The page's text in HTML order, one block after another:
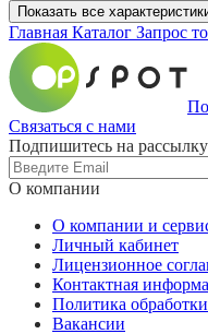
Показать все
Главная Каталог Запрос
Связаться с нами
Подпишитесь на
О компании
О компании и
Личный кабинет
Лицензионное
Контактная
Политика
Вакансии